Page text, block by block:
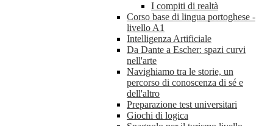
I compiti di realtà
Corso base di lingua portoghese -
livello A1
Intelligenza Artificiale
Da Dante a Escher: spazi curvi
nell'arte
Navighiamo tra le storie, un
percorso di conoscenza di sé e
dell'altro
Preparazione test universitari
Giochi di logica